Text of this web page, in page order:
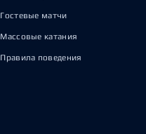
Гостевые матчи
Массовые катания
Правила поведения